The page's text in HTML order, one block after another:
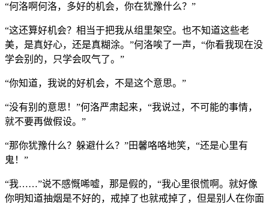
“何洛啊何洛，多好的机会，你在犹豫什么？”
“这还算好机会？相当于把我从组里架空。也不知道这些老
美，是真好心，还是真糊涂。”何洛唉了一声，“你看我现在没
学会别的，只学会叹气了。”
“你知道，我说的好机会，不是这个意思。”
“没有别的意思！”何洛严肃起来，“我说过，不可能的事情，
就不要再做假设。”
“那你犹豫什么？躲避什么？”田馨咯咯地笑，“还是心里有
鬼！”
“我……”说不感慨唏嘘，那是假的，“我心里很慌啊。就好像
你明知道抽烟是不好的，戒掉了也就戒掉了，但是别人在你面